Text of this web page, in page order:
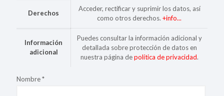
Derechos
Acceder, rectificar y suprimir los datos, así
como otros derechos. +info...
Información
adicional
Puedes consultar la información adicional y
detallada sobre protección de datos en
nuestra página depolítica de privacidad.
Nombre*